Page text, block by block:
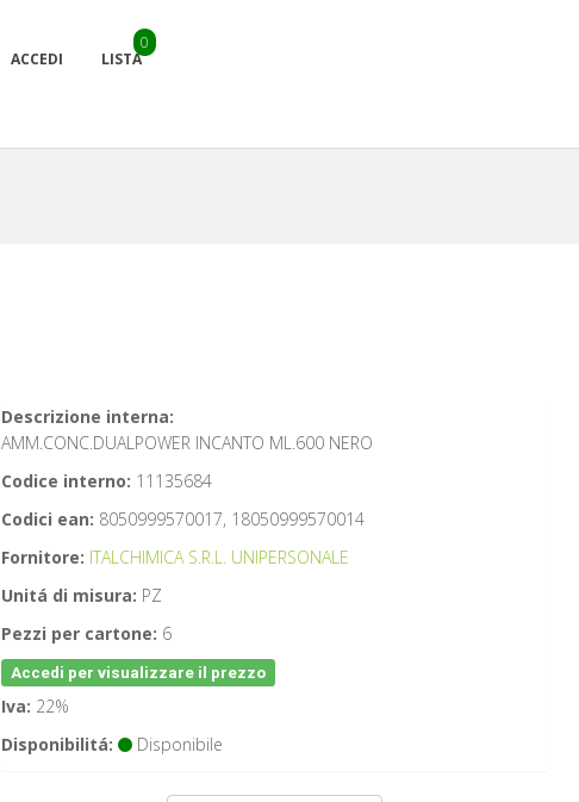
ACCEDI LISTA
0
Descrizione interna:
AMM.CONC.DUALPOWER INCANTO ML.600 NERO
Codice interno: 11135684
Codici ean: 8050999570017, 18050999570014
Fornitore: ITALCHIMICA S.R.L. UNIPERSONALE
Unitá di misura: PZ
Pezzi per cartone: 6
Accedi per visualizzare il prezzo
Iva: 22%
Disponibilitá:
Disponibile